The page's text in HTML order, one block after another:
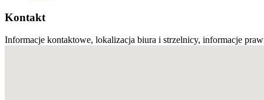
Kontakt
Informacje kontaktowe, lokalizacja biura i strzelnicy, informacje